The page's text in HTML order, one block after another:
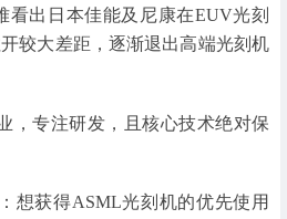
看出日本佳能及尼康在EUV光刻
较大差距，逐渐退出高端光刻机
，专注研发，且核心技术绝对保
想获得ASML光刻机的优先使用